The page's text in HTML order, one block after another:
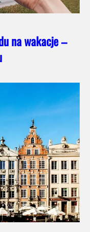
na wakacje –